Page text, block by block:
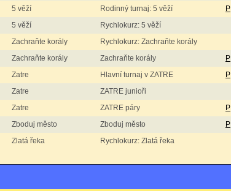
5 věží Rodinný turnaj: 5 věží P
5 věží Rychlokurz: 5 věží
Zachraňte korály Rychlokurz: Zachraňte korály
Zachraňte korály Zachraňte korály P
Zatre Hlavní turnaj v ZATRE P
Zatre ZATRE junioři
Zatre ZATRE páry P
Zboduj město Zboduj město P
Zlatá řeka Rychlokurz: Zlatá řeka